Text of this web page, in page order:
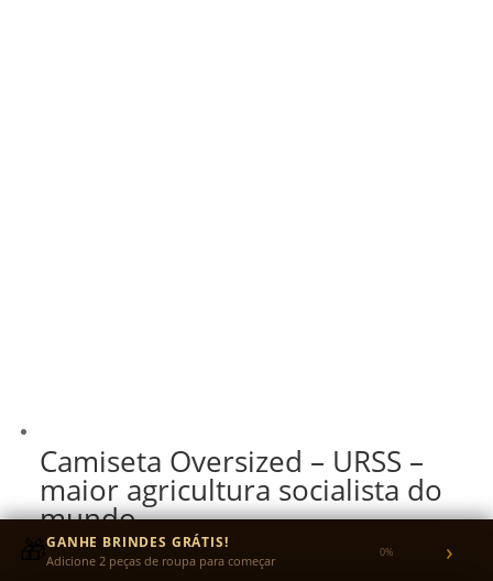
Camiseta Oversized – URSS –
maior agricultura socialista do
mundo
R$140,00
🎁GANHE BRINDES GRÁTIS!
Adicione 2 peças de roupa para começar 0% ›